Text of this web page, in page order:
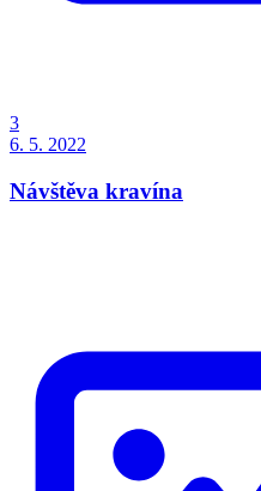
3
6. 5. 2022
Návštěva kravína